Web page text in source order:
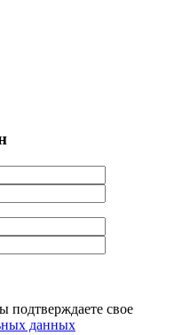
свое
данных